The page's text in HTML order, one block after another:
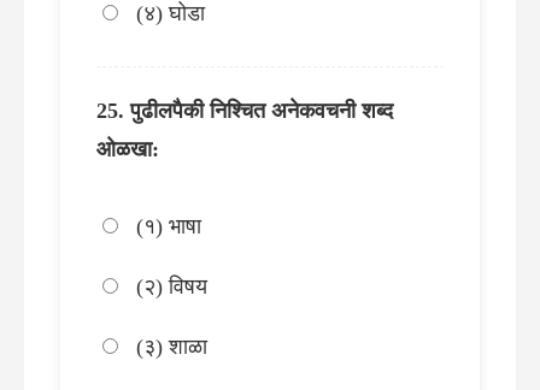
(४) घोडा
पुढीलपैकी निश्चित अनेकवचनी शब्द
ओळखा:
(१) भाषा
(२) विषय
(३) शाळा